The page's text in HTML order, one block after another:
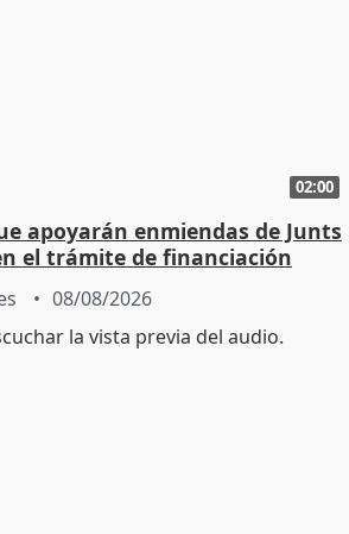
02:00
apoyarán enmiendas de Junts
el trámite de financiación
08/08/2026